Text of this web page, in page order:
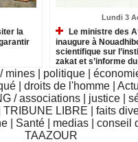
la
Lundi 3
Le ministre des
inaugure à
scientifique sur
zakat et s’informe
institutions relevant
mines politique
|droits de l'homme |
/ associations justice
TRIBUNE LIBRE
faits
Santé medias |conseil
TAAZOUR